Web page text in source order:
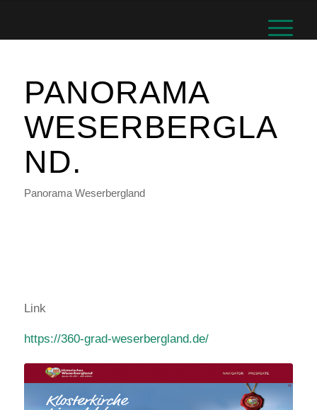
PANORAMA
WESERBERGLA
ND.
Panorama Weserbergland
Link
https://360-grad-weserbergland.de/